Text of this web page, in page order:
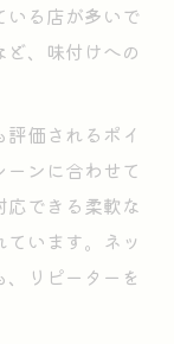
いる店が多いで
、味付けへの
価されるポイ
ンに合わせて
できる柔軟な
います。ネッ
リピーターを